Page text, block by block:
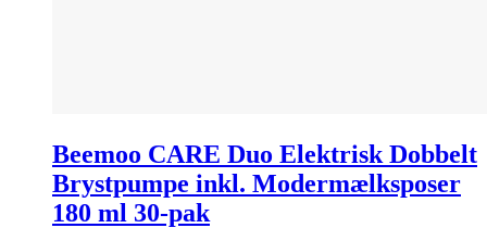
Beemoo CARE Duo Elektrisk Dobbelt
Brystpumpe inkl. Modermælksposer
180 ml 30-pak